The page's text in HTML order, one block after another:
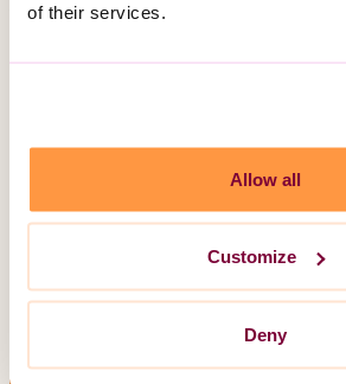
of their services.
Allow all
Customize
Deny
Vårt erbjudande
Daglig verksamhet
Boende för barn och ungdom
Unika Assistans
Övrig information
Kontakt